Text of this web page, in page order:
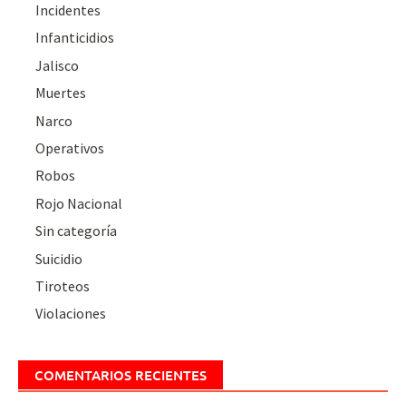
Incidentes
Infanticidios
Jalisco
Muertes
Narco
Operativos
Robos
Rojo Nacional
Sin categoría
Suicidio
Tiroteos
Violaciones
COMENTARIOS RECIENTES